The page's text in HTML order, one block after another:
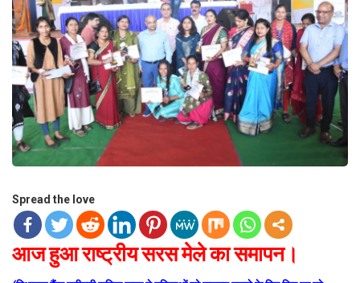
Spread the love
आज हुआ राष्ट्रीय सरस मेले का समापन।